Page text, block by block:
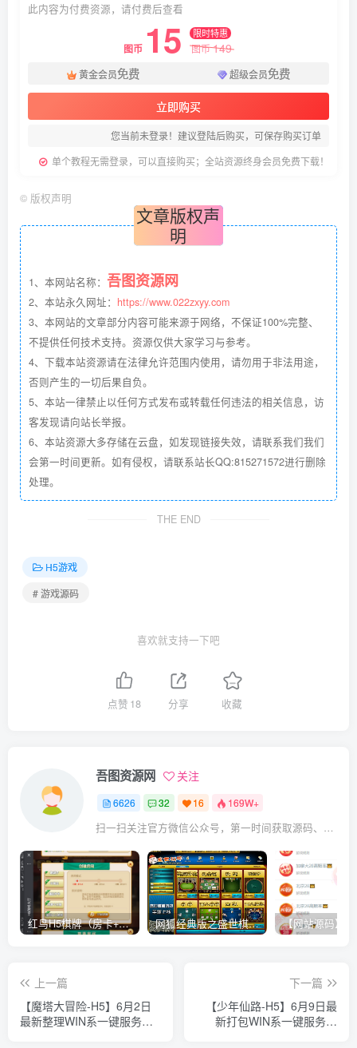
此内容为付费资源，请付费后查看
图币 15 限时特惠
图币149
黄金会员免费 超级会员免费
立即购买
您当前未登录！建议登陆后购买，可保存购买订单
单个教程无需登录，可以直接购买；全站资源终身会员免费下载！
© 版权声明
文章版权声
明
1、本网站名称： 吾图资源网
2、本站永久网址： https://www.022zxyy.com
3、本网站的文章部分内容可能来源于网络，不保证100%完整、
不提供任何技术支持。资源仅供大家学习与参考。
4、下载本站资源请在法律允许范围内使用，请勿用于非法用途，
否则产生的一切后果自负。
5、本站一律禁止以任何方式发布或转载任何违法的相关信息，访
客发现请向站长举报。
6、本站资源大多存储在云盘，如发现链接失效，请联系我们我们
会第一时间更新。如有侵权，请联系站长QQ:815271572进行删除
处理。
THE END
H5游戏
# 游戏源码
喜欢就支持一下吧
点赞 18 分享 收藏
吾图资源网 关注
6626 32 16 169W+
扫一扫关注官方微信公众号，第一时间获取源码、网赚项目资源教程，自媒体等知识干货，让互联网创业赚钱更简单。
红鸟H5棋牌（房卡+金币）全套双模式游戏源码 网狐经典版之盛世棋牌完整游戏源码（包含文档、架设教程、网站、源代码等）
上一篇
【魔塔大冒险-H5】6月2日
最新整理WIN系一键服务端
下一篇
【少年仙路-H5】6月9日最
新打包WIN系一键服务端